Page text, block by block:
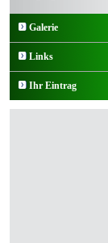
Galerie
Links
Ihr Eintrag